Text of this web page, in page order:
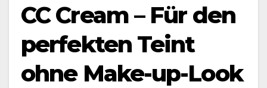
CC Cream – Für den
perfekten Teint
ohne Make-up-Look